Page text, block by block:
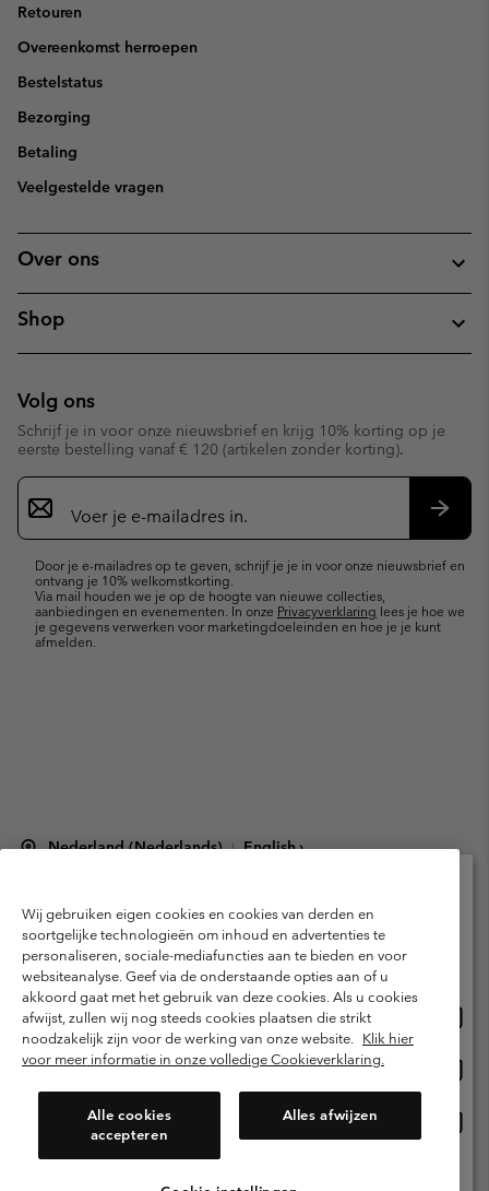
Retouren
Overeenkomst herroepen
Bestelstatus
Bezorging
Betaling
Veelgestelde vragen
Over ons
Shop
Volg ons
Schrijf je in voor onze nieuwsbrief en krijg 10% korting op je
eerste bestelling vanaf € 120 (artikelen zonder korting).
Aanmelden
voor
e-
Door je e-mailadres op te geven, schrijf je je in voor onze nieuwsbrief en
ontvang je 10% welkomstkorting.
Via mail houden we je op de hoogte van nieuwe collecties,
aanbiedingen en evenementen. In onze Privacyverklaring lees je hoe we
je gegevens verwerken voor marketingdoeleinden en hoe je je kunt
afmelden.
Nederland (Nederlands) | English ›
Gebruiksvoorwaarden
Verkoopvoorwaarden
Garantie
Privacybeleid
Gebruiksvoorwaarden voor lidmaatschap
Voorwaarden voor door gebruikers gegenereerde inhoud
Impressum
Cookies
Public CBCR
Wij gebruiken eigen cookies en cookies van derden en
soortgelijke technologieën om inhoud en advertenties te
personaliseren, sociale-mediafuncties aan te bieden en voor
websiteanalyse. Geef via de onderstaande opties aan of u
akkoord gaat met het gebruik van deze cookies. Als u cookies
afwijst, zullen wij nog steeds cookies plaatsen die strikt
noodzakelijk zijn voor de werking van onze website. Klik hier
voor meer informatie in onze volledige Cookieverklaring.
Alle cookies
accepteren
Alles afwijzen
Selecteer je verzendlocatie en taal
Online shoppen beschikbaar
United States
Netherlands-English
Netherlands-Dutch
Alle Locaties Bekijken